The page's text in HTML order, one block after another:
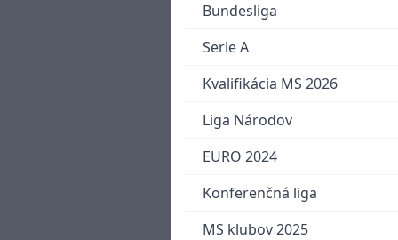
Bundesliga
Serie A
Kvalifikácia MS 2026
Liga Národov
EURO 2024
Konferenčná liga
MS klubov 2025